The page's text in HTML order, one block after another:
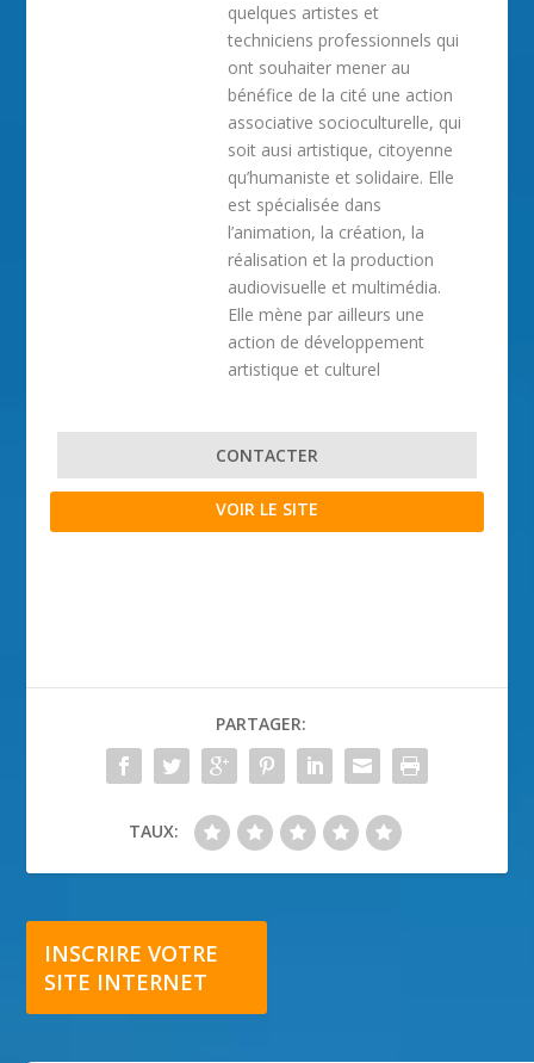
quelques artistes et
techniciens professionnels qui
ont souhaiter mener au
bénéfice de la cité une action
associative socioculturelle, qui
soit ausi artistique, citoyenne
qu’humaniste et solidaire. Elle
est spécialisée dans
l’animation, la création, la
réalisation et la production
audiovisuelle et multimédia.
Elle mène par ailleurs une
action de développement
artistique et culturel
CONTACTER
VOIR LE SITE
PARTAGER:
TAUX:
INSCRIRE VOTRE
SITE INTERNET